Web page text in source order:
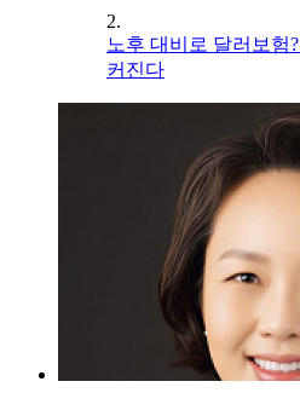
2.
노후 대비로 달러보험
커진다